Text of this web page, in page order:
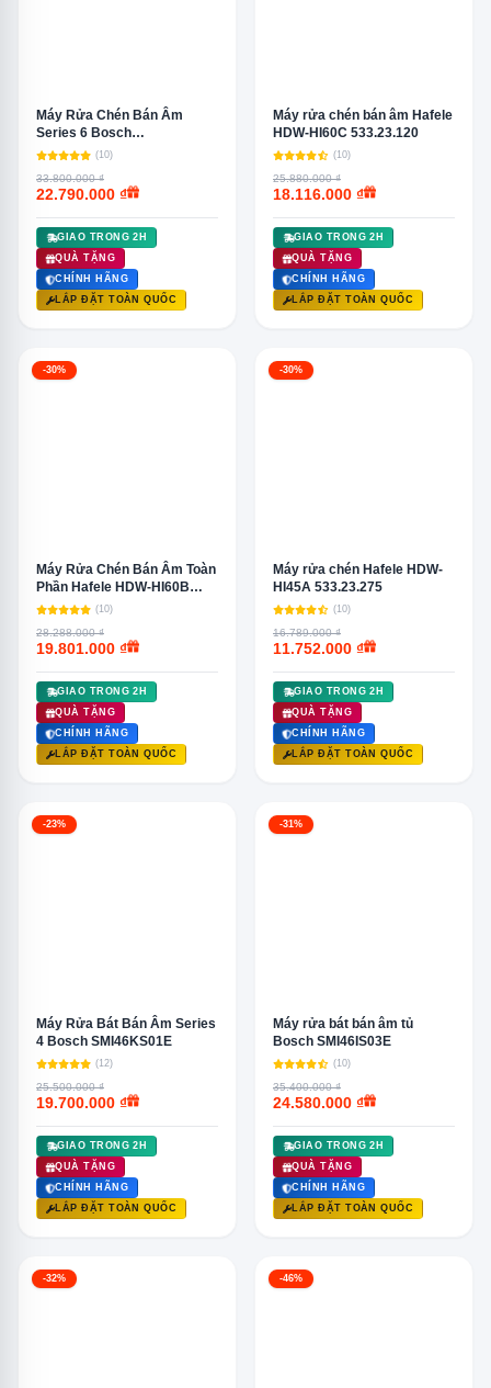
Máy Rửa Chén Bán Âm
Series 6 Bosch
SMU68TS02E
(10)
33.800.000 ₫
22.790.000 ₫
GIAO TRONG 2H
QUÀ TẶNG
CHÍNH HÃNG
LẮP ĐẶT TOÀN QUỐC
Máy rửa chén bán âm Hafele
HDW-HI60C 533.23.120
(10)
25.880.000 ₫
18.116.000 ₫
GIAO TRONG 2H
QUÀ TẶNG
CHÍNH HÃNG
LẮP ĐẶT TOÀN QUỐC
-30%
Máy Rửa Chén Bán Âm Toàn
Phần Hafele HDW-HI60B
533.23.210(10)
28.288.000 ₫
19.801.000 ₫
GIAO TRONG 2H
QUÀ TẶNG
CHÍNH HÃNG
LẮP ĐẶT TOÀN QUỐC
-30%
Máy rửa chén Hafele HDW-
HI45A 533.23.275
(10)
16.789.000 ₫
11.752.000 ₫
GIAO TRONG 2H
QUÀ TẶNG
CHÍNH HÃNG
LẮP ĐẶT TOÀN QUỐC
-23%
Máy Rửa Bát Bán Âm Series
4 Bosch SMI46KS01E
(12)
25.500.000 ₫
19.700.000 ₫
GIAO TRONG 2H
QUÀ TẶNG
CHÍNH HÃNG
LẮP ĐẶT TOÀN QUỐC
-31%
Máy rửa bát bán âm tủ
Bosch SMI46IS03E
(10)
35.400.000 ₫
24.580.000 ₫
GIAO TRONG 2H
QUÀ TẶNG
CHÍNH HÃNG
LẮP ĐẶT TOÀN QUỐC
-32% -46%